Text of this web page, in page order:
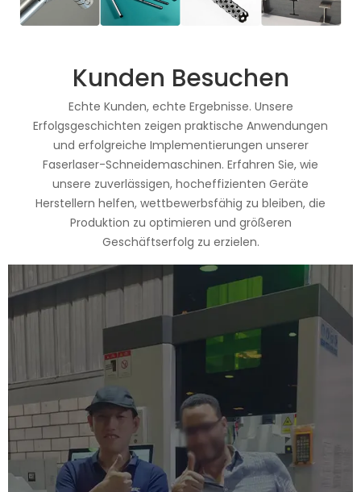
Kunden Besuchen
Echte Kunden, echte Ergebnisse. Unsere
Erfolgsgeschichten zeigen praktische Anwendungen
und erfolgreiche Implementierungen unserer
Faserlaser-Schneidemaschinen. Erfahren Sie, wie
unsere zuverlässigen, hocheffizienten Geräte
Herstellern helfen, wettbewerbsfähig zu bleiben, die
Produktion zu optimieren und größeren
Geschäftserfolg zu erzielen.